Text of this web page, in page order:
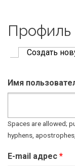
Профиль
Создать
Имя
Spaces are allowed;
hyphens,
E-mail адрес *